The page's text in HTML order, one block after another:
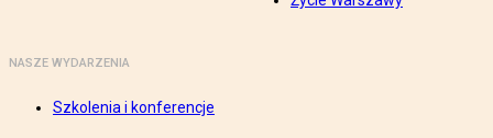
NASZE WYDARZENIA
Szkolenia i konferencje